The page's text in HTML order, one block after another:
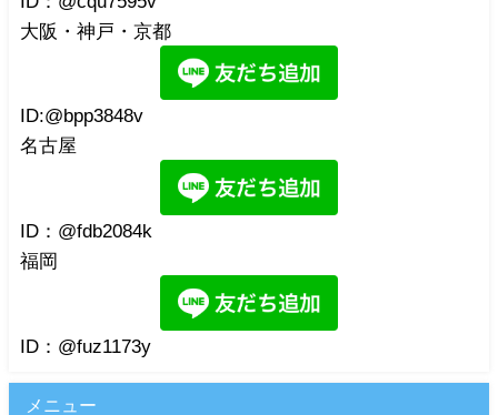
大阪・神戸・京都
ID:@bpp3848v
名古屋
ID：@fdb2084k
福岡
ID：@fuz1173y
メニュー